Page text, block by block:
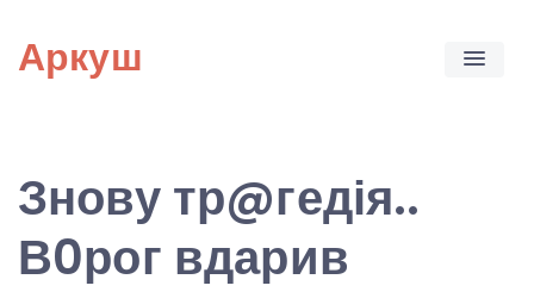
content
Аркуш
Знову тр@гедія..
В0рог вдарив